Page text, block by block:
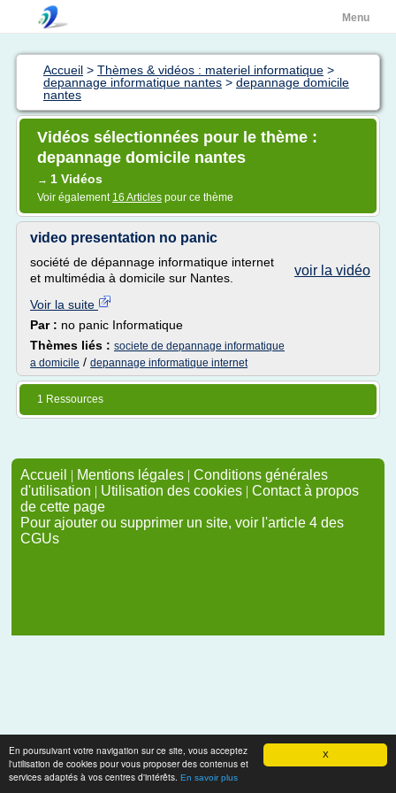
X
En poursuivant votre navigation sur ce site, vous acceptez
l'utilisation de cookies pour vous proposer des contenus et
services adaptés à vos centres d'intérêts. En savoir plus
Menu
Accueil > Thèmes & vidéos : materiel informatique >
depannage informatique nantes > depannage domicile
nantes
Vidéos sélectionnées pour le thème :
depannage domicile nantes
→ 1 Vidéos
Voir également 16 Articles pour ce thème
video presentation no panic
voir la vidéo
société de dépannage informatique internet
et multimédia à domicile sur Nantes.
Voir la suite
Par : no panic Informatique
Thèmes liés : societe de depannage informatique
a domicile / depannage informatique internet
1 Ressources
Accueil | Mentions légales | Conditions générales
d'utilisation | Utilisation des cookies | Contact à propos
de cette page
Pour ajouter ou supprimer un site, voir l'article 4 des
CGUs